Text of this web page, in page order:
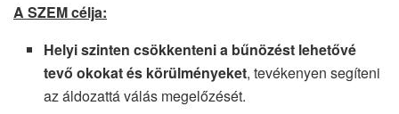
A SZEM célja:
Helyi szinten csökkenteni a bűnözést lehetővé
tevő okokat és körülményeket, tevékenyen segíteni
az áldozattá válás megelőzését.